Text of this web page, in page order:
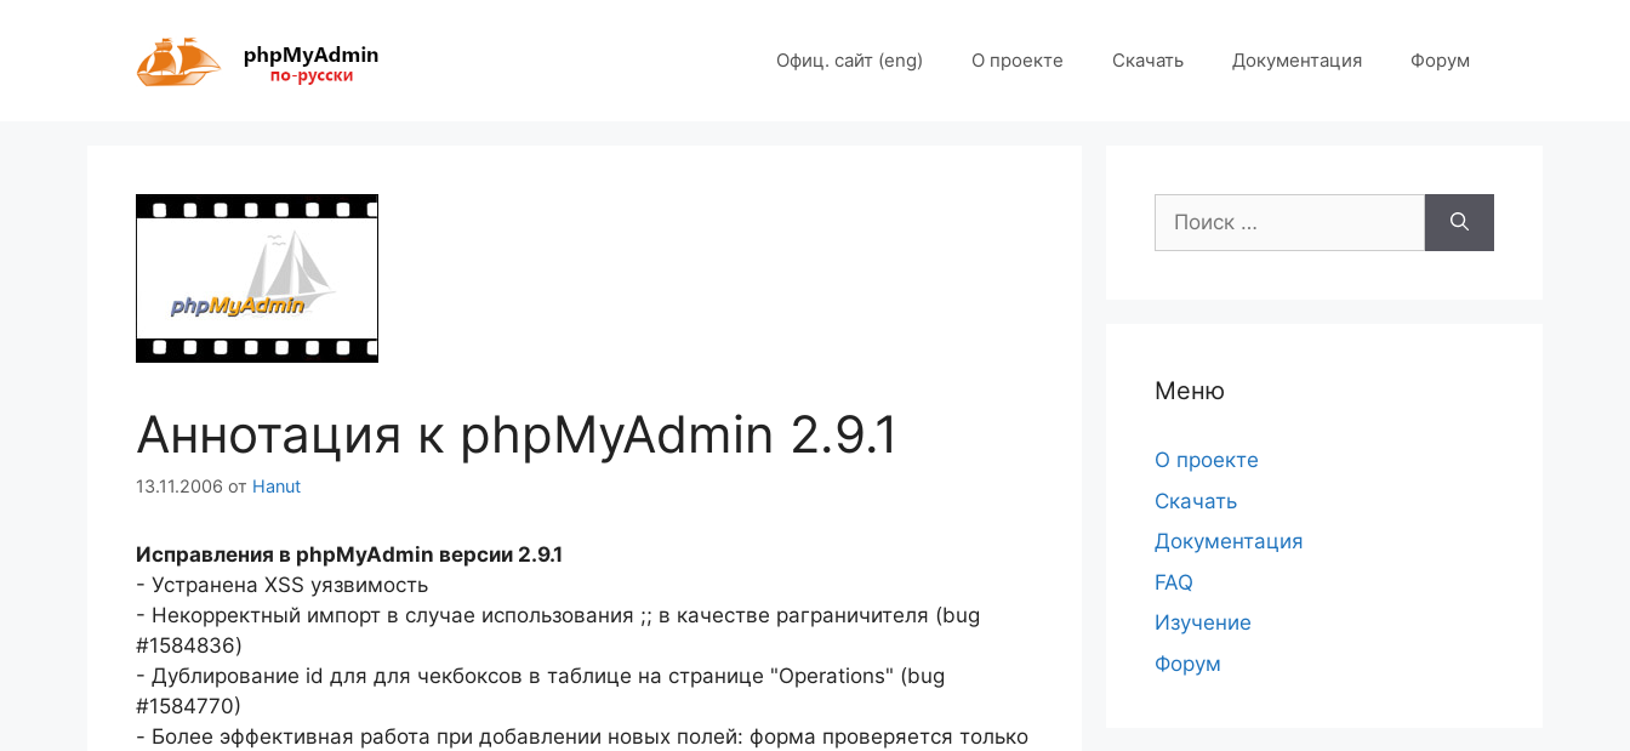
содержимому
Офиц. сайт (eng) О проекте Скачать Документация Форум
Аннотация к phpMyAdmin 2.9.1
13.11.2006 от Hanut
Исправления в phpMyAdmin версии 2.9.1
- Устранена XSS уязвимость
- Некорректный импорт в случае использования ;; в качестве раграничителя (bug
#1584836)
- Дублирование id для для чекбоксов в таблице на странице "Operations" (bug
#1584770)
- Более эффективная работа при добавлении новых полей: форма проверяется только
Поиск:
Меню
О проекте
Скачать
Документация
FAQ
Изучение
Форум